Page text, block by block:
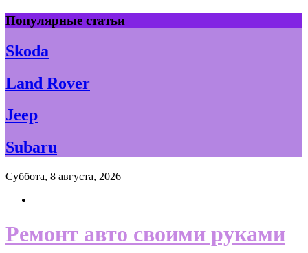
Skip
to
content
Популярные статьи
Skoda
Land Rover
Jeep
Subaru
Суббота, 8 августа, 2026
Ремонт авто своими руками